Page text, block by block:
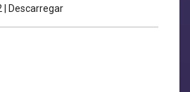
Descarregar